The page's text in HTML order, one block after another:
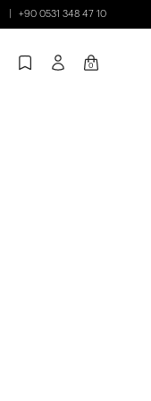
+90 0531 348 47 10
0